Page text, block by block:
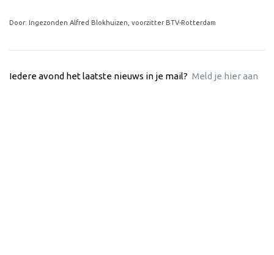
Door: Ingezonden Alfred Blokhuizen, voorzitter BTV-Rotterdam
Iedere avond het laatste nieuws in je mail? Meld je hier aan